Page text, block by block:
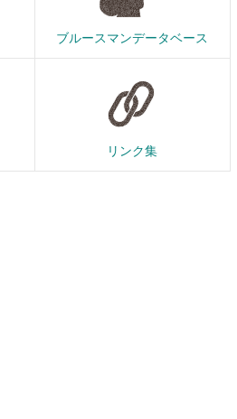
ブルースマンデータベース
リンク集